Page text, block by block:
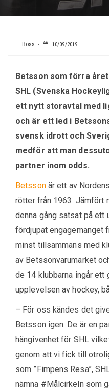
Boss 10/09/2019
Betsson som förra
SHL (Svenska
ett nytt storavtal med
och är ett led i
svensk idrott och
medför att man
partner inom odds.
Betssonär ett av
rötter från 1963. Jämfört
denna gång satsat på ett
fördjupat engagemanget
minst tillsammans med
av Betssonvarumärket
de 14 klubbarna ingår ett
upplevelsen av hockey,
– För oss kändes det
Betsson igen. De är en
hängivenhet för SHL
genom att vi fick till
som ”Fimpens Resa”,
nämna #Målcirkeln som